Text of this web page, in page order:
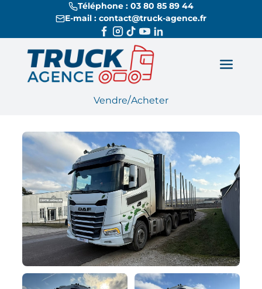
Téléphone : 03 80 85 89 44
E-mail : contact@truck-agence.fr
Vendre/Acheter